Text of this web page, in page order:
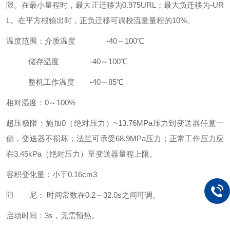
限。在最小量程时，最大正迁移为0.975URL；最大负迁移为-UR
L。在平方根输出时，正负迁移可调校流量量程的10%。
温度范围：介质温度 -40～100℃
储存温度 -40～100℃
整机工作温度 -40～85℃
相对湿度：0～100%
超压极限：施加0（绝对压力）~13.76MPa压力到变送器任意一
侧，变送器不损坏；法兰可承受68.9MPa压力；正常工作压力应
在3.45kPa（绝对压力）至变送器量程上限。
容积变化量：小于0.16cm3
阻 尼： 时间常数在0.2～32.0s之间可调。
启动时间：3s，无需预热。